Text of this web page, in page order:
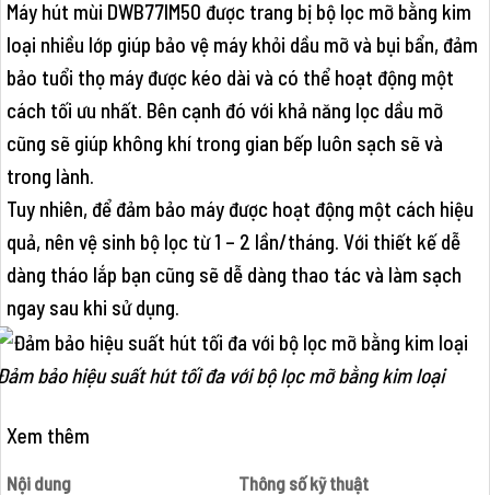
Máy hút mùi DWB77IM50 được trang bị bộ lọc mỡ bằng kim
loại nhiều lớp giúp bảo vệ máy khỏi dầu mỡ và bụi bẩn, đảm
bảo tuổi thọ máy được kéo dài và có thể hoạt động một
cách tối ưu nhất. Bên cạnh đó với khả năng lọc dầu mỡ
cũng sẽ giúp không khí trong gian bếp luôn sạch sẽ và
trong lành.
Tuy nhiên, để đảm bảo máy được hoạt động một cách hiệu
quả, nên vệ sinh bộ lọc từ 1 – 2 lần/tháng. Với thiết kế dễ
dàng tháo lắp bạn cũng sẽ dễ dàng thao tác và làm sạch
ngay sau khi sử dụng.
bảo hiệu suất hút tối đa với bộ lọc mỡ bằng kim loại
Xem thêm
Nội dung Thông số kỹ thuật